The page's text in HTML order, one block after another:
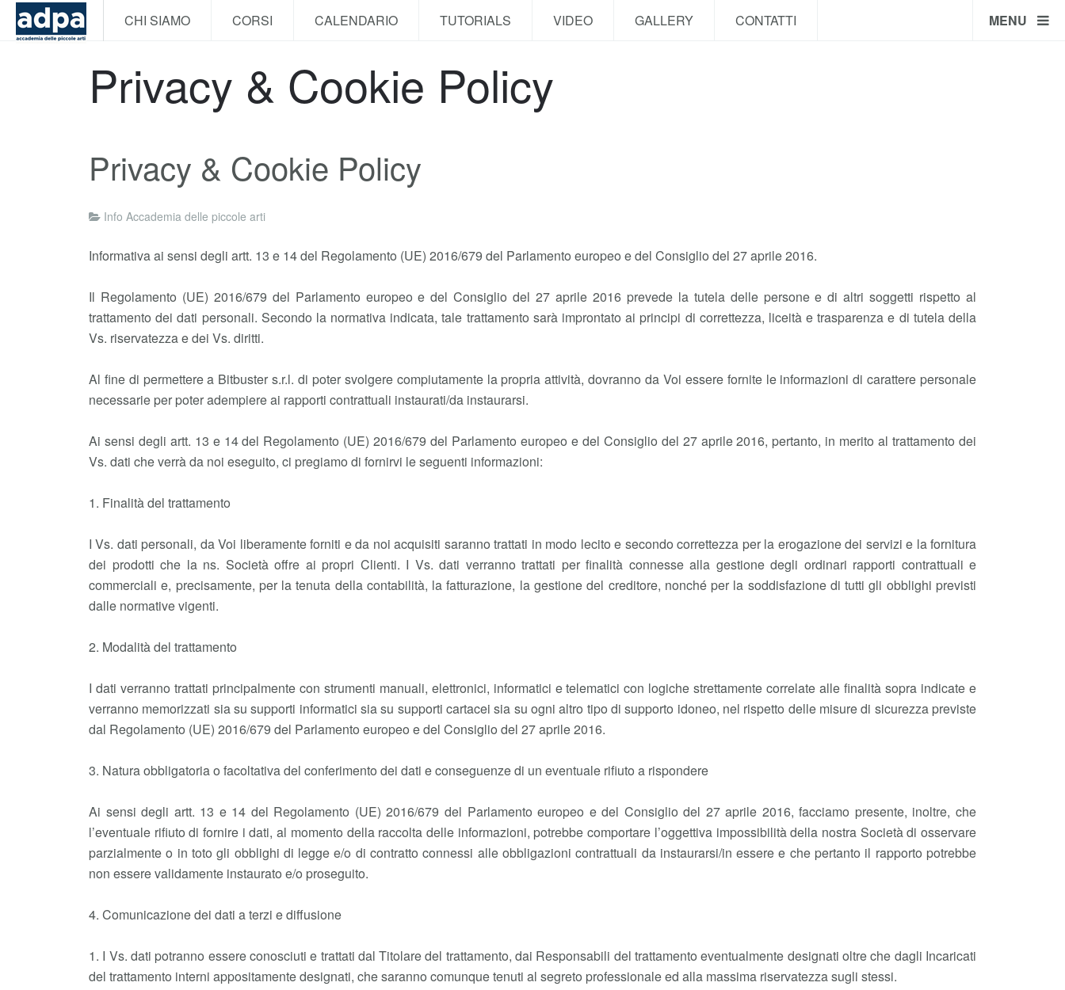
CHI SIAMO CORSI CALENDARIO TUTORIALS VIDEO GALLERY CONTATTI MENU
Privacy & Cookie Policy
Privacy & Cookie Policy
Info Accademia delle piccole arti
Informativa ai sensi degli artt. 13 e 14 del Regolamento (UE) 2016/679 del Parlamento europeo e del Consiglio del 27 aprile 2016.
Il Regolamento (UE) 2016/679 del Parlamento europeo e del Consiglio del 27 aprile 2016 prevede la tutela delle persone e di altri soggetti rispetto al
trattamento dei dati personali. Secondo la normativa indicata, tale trattamento sarà improntato ai principi di correttezza, liceità e trasparenza e di tutela della
Vs. riservatezza e dei Vs. diritti.
Al fine di permettere a Bitbuster s.r.l. di poter svolgere compiutamente la propria attività, dovranno da Voi essere fornite le informazioni di carattere personale
necessarie per poter adempiere ai rapporti contrattuali instaurati/da instaurarsi.
Ai sensi degli artt. 13 e 14 del Regolamento (UE) 2016/679 del Parlamento europeo e del Consiglio del 27 aprile 2016, pertanto, in merito al trattamento dei
Vs. dati che verrà da noi eseguito, ci pregiamo di fornirvi le seguenti informazioni:
1. Finalità del trattamento
I Vs. dati personali, da Voi liberamente forniti e da noi acquisiti saranno trattati in modo lecito e secondo correttezza per la erogazione dei servizi e la fornitura
dei prodotti che la ns. Società offre ai propri Clienti. I Vs. dati verranno trattati per finalità connesse alla gestione degli ordinari rapporti contrattuali e
commerciali e, precisamente, per la tenuta della contabilità, la fatturazione, la gestione del creditore, nonché per la soddisfazione di tutti gli obblighi previsti
dalle normative vigenti.
2. Modalità del trattamento
I dati verranno trattati principalmente con strumenti manuali, elettronici, informatici e telematici con logiche strettamente correlate alle finalità sopra indicate e
verranno memorizzati sia su supporti informatici sia su supporti cartacei sia su ogni altro tipo di supporto idoneo, nel rispetto delle misure di sicurezza previste
dal Regolamento (UE) 2016/679 del Parlamento europeo e del Consiglio del 27 aprile 2016.
3. Natura obbligatoria o facoltativa del conferimento dei dati e conseguenze di un eventuale rifiuto a rispondere
Ai sensi degli artt. 13 e 14 del Regolamento (UE) 2016/679 del Parlamento europeo e del Consiglio del 27 aprile 2016, facciamo presente, inoltre, che
l’eventuale rifiuto di fornire i dati, al momento della raccolta delle informazioni, potrebbe comportare l’oggettiva impossibilità della nostra Società di osservare
parzialmente o in toto gli obblighi di legge e/o di contratto connessi alle obbligazioni contrattuali da instaurarsi/in essere e che pertanto il rapporto potrebbe
non essere validamente instaurato e/o proseguito.
4. Comunicazione dei dati a terzi e diffusione
1. I Vs. dati potranno essere conosciuti e trattati dal Titolare del trattamento, dai Responsabili del trattamento eventualmente designati oltre che dagli Incaricati
del trattamento interni appositamente designati, che saranno comunque tenuti al segreto professionale ed alla massima riservatezza sugli stessi.